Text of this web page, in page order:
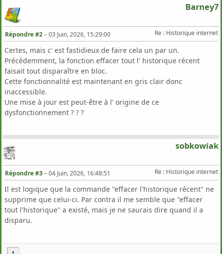
Barney7
Re : Historique internet
Répondre #2–03 Juin, 2026, 15:29:00
Certes, mais c' est fastidieux de faire cela un par un.
Précédemment, la fonction effacer tout l' historique récent
faisait tout disparaître en bloc.
Cette fonctionnalité est maintenant en gris clair donc
inaccessible.
Une mise à jour est peut-être à l' origine de ce
dysfonctionnement ? ? ?
sobkowiak
Re : Historique internet
Répondre #3–04 Juin, 2026, 16:48:51
Il est logique que la commande "effacer l'historique récent" ne
supprime que celui-ci. Par contra il me semble que "effacer
tout l'historique" a existé, mais je ne saurais dire quand il a
disparu.